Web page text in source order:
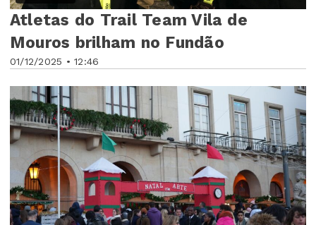
01/12/2025 • 12:46
Atletas do Trail Team Vila de
Mouros brilham no Fundão